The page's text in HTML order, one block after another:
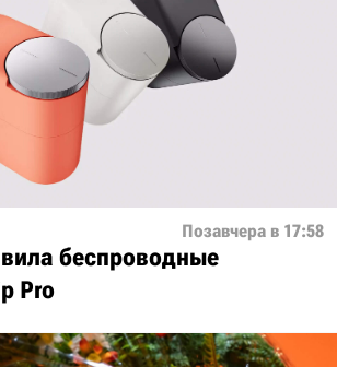
Позавчера в 17:58
беспроводные
Pro